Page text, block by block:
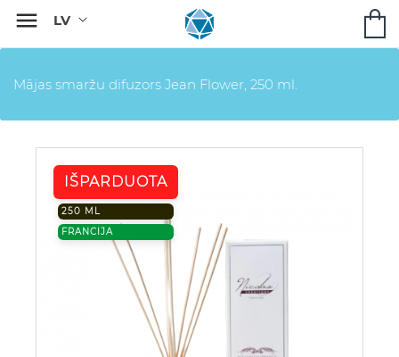

Mājas smaržu difuzors Jean Flower, 250 ml.
IŠPARDUOTA
250 ML
FRANCIJA